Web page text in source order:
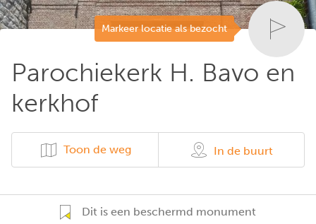
Markeer locatie als bezocht
Parochiekerk H. Bavo en
kerkhof
Toon de weg In de buurt
Dit is een beschermd monument